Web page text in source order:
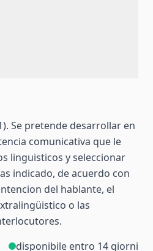
Se pretende desarrollar en
comunicativa que le
linguisticos y seleccionar
indicado, de acuerdo con
del hablante, el
o las
disponibile entro 14 giorni